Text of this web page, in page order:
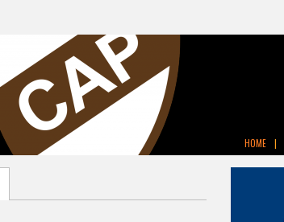
HOME |